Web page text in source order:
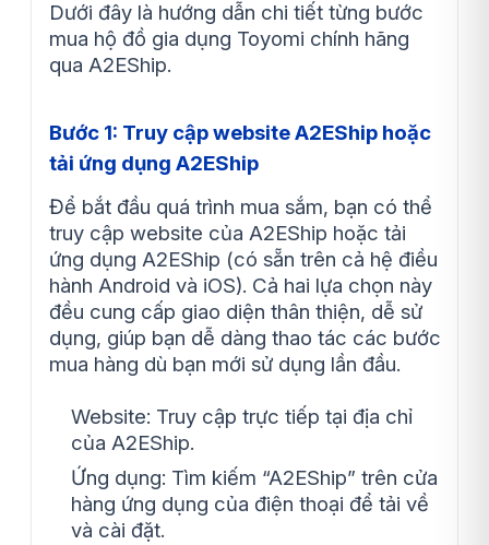
Dưới đây là hướng dẫn chi tiết từng bước
mua hộ đồ gia dụng Toyomi chính hãng
qua A2EShip.
Bước 1: Truy cập website A2EShip hoặc
tải ứng dụng A2EShip
Để bắt đầu quá trình mua sắm, bạn có thể
truy cập website của A2EShip hoặc tải
ứng dụng A2EShip (có sẵn trên cả hệ điều
hành Android và iOS). Cả hai lựa chọn này
đều cung cấp giao diện thân thiện, dễ sử
dụng, giúp bạn dễ dàng thao tác các bước
mua hàng dù bạn mới sử dụng lần đầu.
Website: Truy cập trực tiếp tại địa chỉ
của A2EShip.
Ứng dụng: Tìm kiếm “A2EShip” trên cửa
hàng ứng dụng của điện thoại để tải về
và cài đặt.